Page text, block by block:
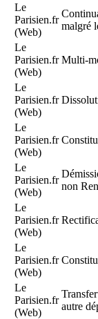
Le
Parisien.fr
(Web)
malgré
Le
Parisien.fr
(Web)
Multi-
Le
Parisien.fr
(Web)
Le
Parisien.fr
(Web)
Le
Parisien.fr
(Web)
non
Le
Parisien.fr
(Web)
Le
Parisien.fr
(Web)
Le
Parisien.fr
(Web)
autre